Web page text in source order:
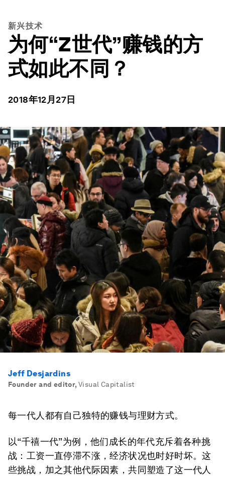
新兴技术
为何“Z世代”赚钱的方
式如此不同？
2018年12月27日
Jeff Desjardins
Founder and editor, Visual Capitalist
每一代人都有自己独特的赚钱与理财方式。
以“千禧一代”为例，他们成长的年代充斥着各种挑
战：工资一直停滞不涨，经济状况也时好时坏。这
些挑战，加之其他代际因素，共同塑造了这一代人